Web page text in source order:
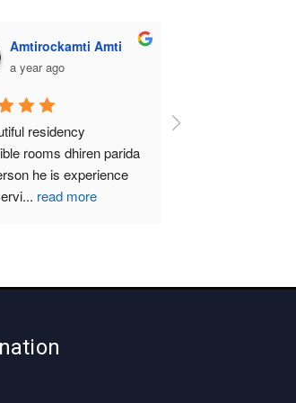
Amtirockamti Amti
a year ago
residency
rooms dhiren parida
he is experience
... read more